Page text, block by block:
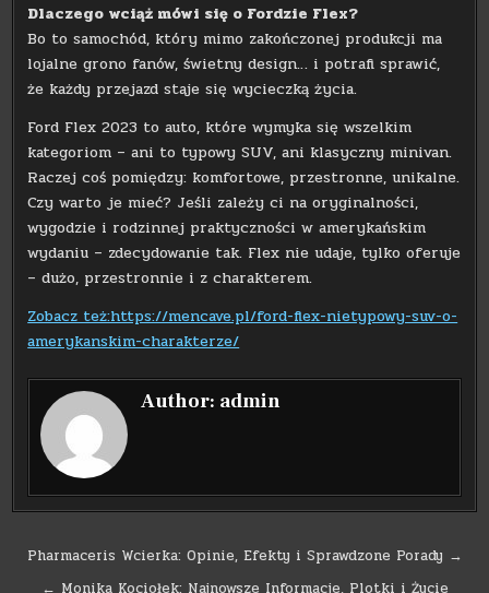
Dlaczego wciąż mówi się o Fordzie Flex?
Bo to samochód, który mimo zakończonej produkcji ma
lojalne grono fanów, świetny design… i potrafi sprawić,
że każdy przejazd staje się wycieczką życia.
Ford Flex 2023 to auto, które wymyka się wszelkim
kategoriom – ani to typowy SUV, ani klasyczny minivan.
Raczej coś pomiędzy: komfortowe, przestronne, unikalne.
Czy warto je mieć? Jeśli zależy ci na oryginalności,
wygodzie i rodzinnej praktyczności w amerykańskim
wydaniu – zdecydowanie tak. Flex nie udaje, tylko oferuje
– dużo, przestronnie i z charakterem.
Zobacz też:https://mencave.pl/ford-flex-nietypowy-suv-o-
amerykanskim-charakterze/
Author: admin
Nawigacja
Pharmaceris Wcierka: Opinie, Efekty i Sprawdzone Porady →
← Monika Kociołek: Najnowsze Informacje, Plotki i Życie